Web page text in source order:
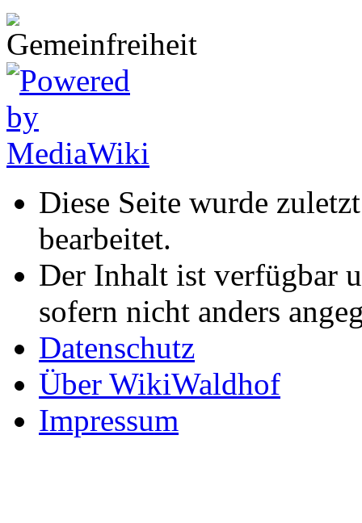
Diese Seite wurde
bearbeitet.
Der Inhalt ist verfügbar
sofern nicht anders
Datenschutz
Über WikiWaldhof
Impressum